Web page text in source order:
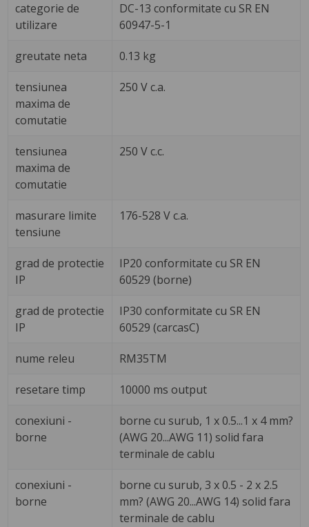
categorie de
utilizare
DC-13 conformitate cu SR EN
60947-5-1
greutate neta 0.13 kg
tensiunea
maxima de
comutatie
250 V c.a.
tensiunea
maxima de
comutatie
250 V c.c.
masurare limite
tensiune
176-528 V c.a.
grad de protectie
IP
IP20 conformitate cu SR EN
60529 (borne)
grad de protectie
IP
IP30 conformitate cu SR EN
60529 (carcasC)
nume releu RM35TM
resetare timp 10000 ms output
conexiuni -
borne
borne cu surub, 1 x 0.5...1 x 4 mm?
(AWG 20...AWG 11) solid fara
terminale de cablu
conexiuni -
borne
borne cu surub, 3 x 0.5 - 2 x 2.5
mm? (AWG 20...AWG 14) solid fara
terminale de cablu